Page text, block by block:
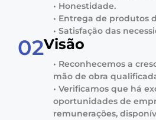
• Honestidade.
• Entrega de produtos
• Satisfação das
02Visão
• Reconhecemos a
mão de obra
• Verificamos que há
oportunidades de
remunerações,